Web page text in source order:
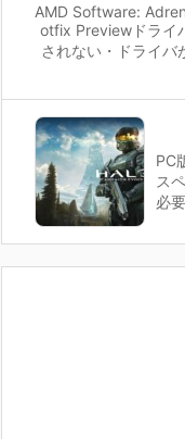
AMD Software:
otfix Previewドライ
されない・ドライバ
PC
ス
必要